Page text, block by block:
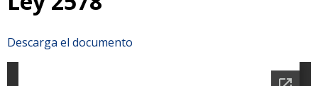
Descarga el documento